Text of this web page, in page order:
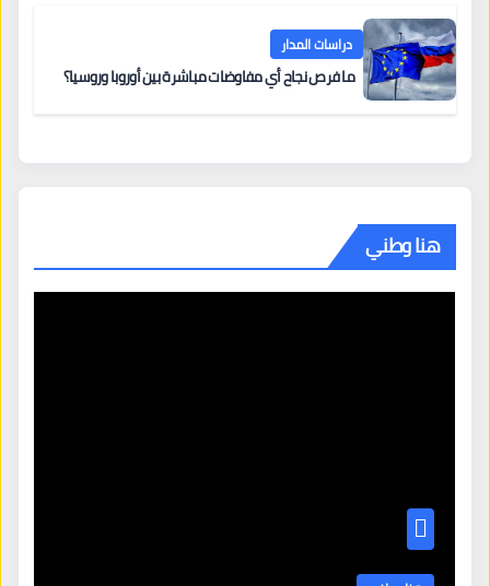
دراسات المدار
ما فرص نجاح أي مفاوضات مباشرة بين أوروبا وروسيا؟
هنا وطني